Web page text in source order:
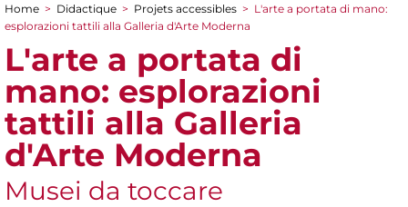
You are here
Home > Didactique > Projets accessibles > L'arte a portata di mano:
esplorazioni tattili alla Galleria d'Arte Moderna
L'arte a portata di
mano: esplorazioni
tattili alla Galleria
d'Arte Moderna
Musei da toccare